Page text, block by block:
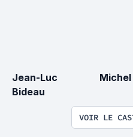
Jean-Luc
Bideau
Michel
VOIR LE